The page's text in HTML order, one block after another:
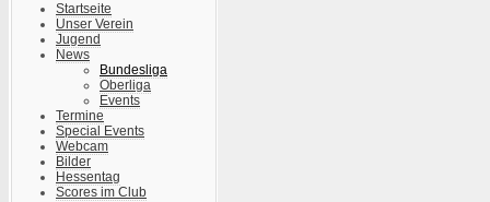
Startseite
Unser Verein
Jugend
News
Bundesliga
Oberliga
Events
Termine
Special Events
Webcam
Bilder
Hessentag
Scores im Club